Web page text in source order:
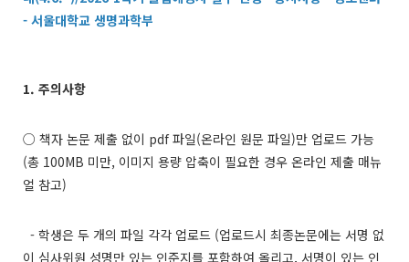
- 서울대학교 생명과학부
1. 주의사항
○ 책자 논문 제출 없이 pdf 파일(온라인 원문 파일)만 업로드 가능
(총 100MB 미만, 이미지 용량 압축이 필요한 경우 온라인 제출 매뉴
얼 참고)
- 학생은 두 개의 파일 각각 업로드 (업로드시 최종논문에는 서명 없
이 심사위원 성명만 있는 인준지를 포함하여 올리고, 서명이 있는 인